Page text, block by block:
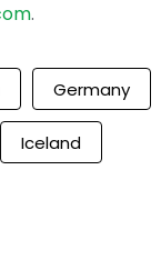
.
Germany
Iceland